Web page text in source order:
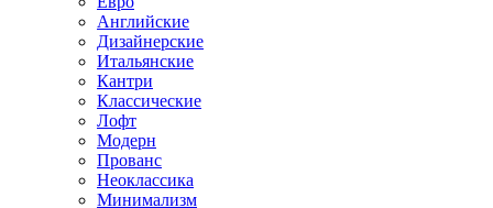
Английские
Дизайнерские
Итальянские
Кантри
Классические
Лофт
Модерн
Прованс
Неоклассика
Минимализм